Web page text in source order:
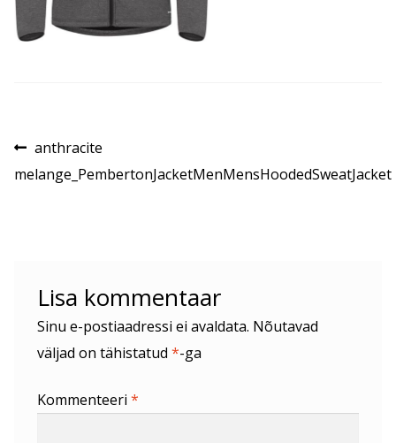
Navigeerimine
Eelmine
postitus:
anthracite
melange_PembertonJacketMenMensHoodedSweatJacket
Lisa kommentaar
Sinu e-postiaadressi ei avaldata. Nõutavad
väljad on tähistatud *-ga
Kommenteeri *